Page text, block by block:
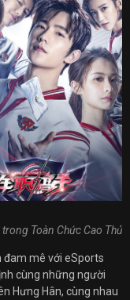
Toàn Chức Cao Thủ
đam mê với eSports
cùng những người
Hưng Hân, cùng nhau